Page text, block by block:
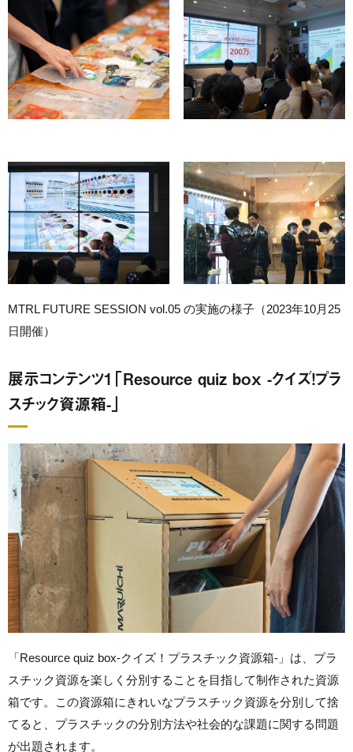
MTRL FUTURE SESSION vol.05 の実施の様子（2023年10月25
日開催）
展示コンテンツ1「Resource quiz box -クイズ！プラ
スチック資源箱-」
「Resource quiz box-クイズ！プラスチック資源箱-」は、プラ
スチック資源を楽しく分別することを目指して制作された資源
箱です。この資源箱にきれいなプラスチック資源を分別して捨
てると、プラスチックの分別方法や社会的な課題に関する問題
が出題されます。